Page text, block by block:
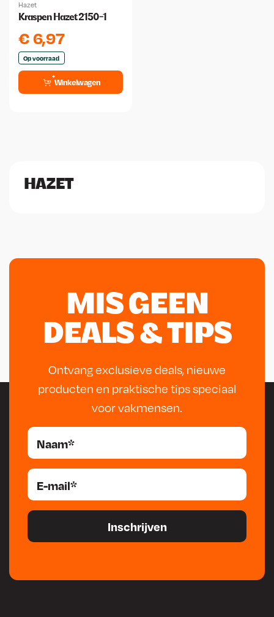
Hazet
Kraspen Hazet 2150-1
€6,97
Op voorraad
Winkelwagen
HAZET
MIS GEEN
DEALS & TIPS
Ontvang exclusieve deals, nieuwe
producten en praktische tips speciaal
voor vakmensen.